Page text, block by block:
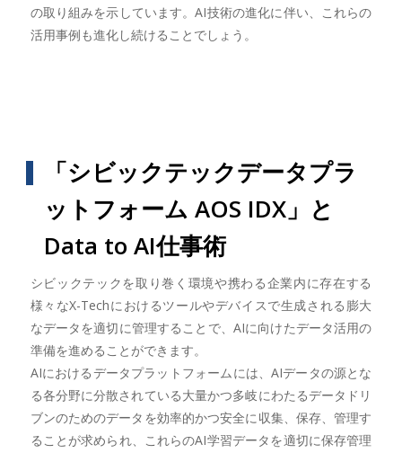
の取り組みを示しています。AI技術の進化に伴い、これらの
活用事例も進化し続けることでしょう。
「シビックテックデータプラ
ットフォーム AOS IDX」と
Data to AI仕事術
シビックテックを取り巻く環境や携わる企業内に存在する
様々なX-Techにおけるツールやデバイスで生成される膨大
なデータを適切に管理することで、AIに向けたデータ活用の
準備を進めることができます。
AIにおけるデータプラットフォームには、AIデータの源とな
る各分野に分散されている大量かつ多岐にわたるデータドリ
ブンのためのデータを効率的かつ安全に収集、保存、管理す
ることが求められ、これらのAI学習データを適切に保存管理